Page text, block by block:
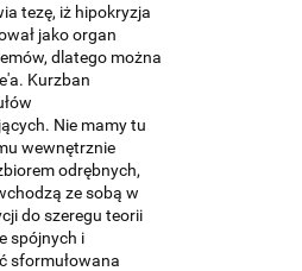
tezę, iż hipokryzja
jako organ
dlatego można
Kurzban
Nie mamy tu
wewnętrznie
odrębnych,
ze sobą w
do szeregu teorii
spójnych i
sformułowana